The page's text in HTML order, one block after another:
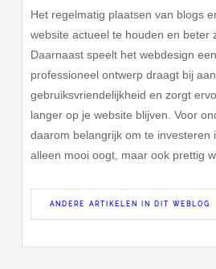
Het regelmatig plaatsen van blogs
website actueel te houden en beter
Daarnaast speelt het webdesign
professioneel ontwerp draagt bij
gebruiksvriendelijkheid en zorgt
langer op je website blijven. Voor
daarom belangrijk om te investeren
alleen mooi oogt, maar ook prettig
ANDERE ARTIKELEN IN DIT WEBLOG